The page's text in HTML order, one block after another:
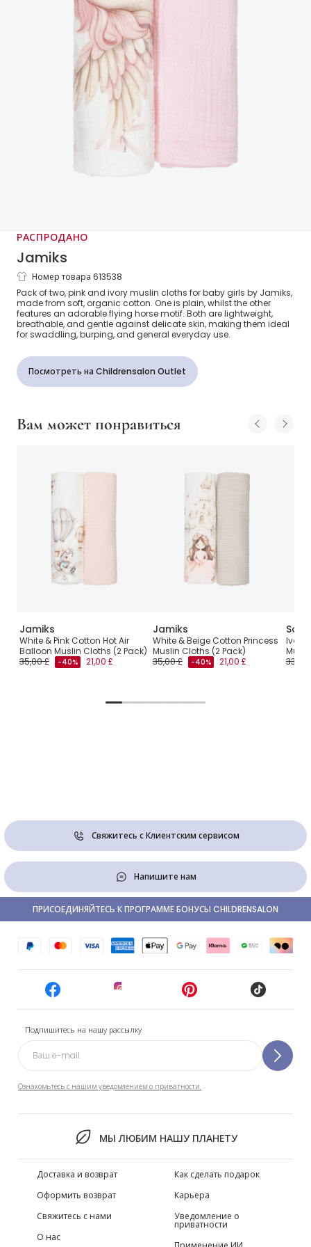
РАСПРОДАНО
Jamiks
Girls Pink Cotton Flying Horse Muslin
Cloths (2 Pack)
Номер товара 613538
Pack of two, pink and ivory muslin cloths for baby girls by Jamiks,
made from soft, organic cotton. One is plain, whilst the other
features an adorable flying horse motif. Both are lightweight,
breathable, and gentle against delicate skin, making them ideal
for swaddling, burping, and general everyday use.
Посмотреть на Childrensalon Outlet
Вам может понравиться
Jamiks
White & Pink Cotton Hot Air
Balloon Muslin Cloths (2 Pack)
35,00 £
-40% 21,00 £
Jamiks
White & Beige Cotton Princess
Muslin Cloths (2 Pack)
35,00 £
-40% 21,00 £
Ivory
33,00
Свяжитесь с Клиентским сервисом
Напишите нам
Подпишитесь на нашу рассылку
Ознакомьтесь с нашим уведомлением о приватности.
МЫ ЛЮБИМ НАШУ ПЛАНЕТУ
ПРИСОЕДИНЯЙТЕСЬ К ПРОГРАММЕ БОНУСЫ CHILDRENSALON
Доставка и возврат
Оформить возврат
Свяжитесь с нами
О нас
Как сделать подарок
Карьера
Уведомление о
приватности